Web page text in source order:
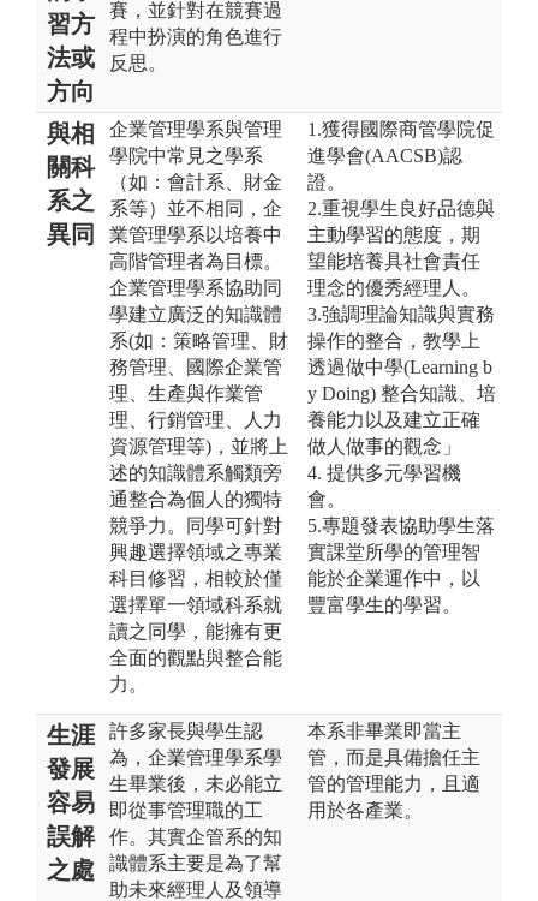
習方
法或
方向
賽，並針對在競賽過
程中扮演的角色進行
反思。
與相
關科
系之
異同
企業管理學系與管理
學院中常見之學系
（如：會計系、財金
系等）並不相同，企
業管理學系以培養中
高階管理者為目標。
企業管理學系協助同
學建立廣泛的知識體
系(如：策略管理、財
務管理、國際企業管
理、生產與作業管
理、行銷管理、人力
資源管理等)，並將上
述的知識體系觸類旁
通整合為個人的獨特
競爭力。同學可針對
興趣選擇領域之專業
科目修習，相較於僅
選擇單一領域科系就
讀之同學，能擁有更
全面的觀點與整合能
力。
1.獲得國際商管學院促
進學會(AACSB)認
證。
2.重視學生良好品德與
主動學習的態度，期
望能培養具社會責任
理念的優秀經理人。
3.強調理論知識與實務
操作的整合，教學上
透過做中學(Learning b
y Doing) 整合知識、培
養能力以及建立正確
做人做事的觀念」
4. 提供多元學習機
會。
5.專題發表協助學生落
實課堂所學的管理智
能於企業運作中，以
豐富學生的學習。
生涯
發展
容易
誤解
之處
許多家長與學生認
為，企業管理學系學
生畢業後，未必能立
即從事管理職的工
作。其實企管系的知
識體系主要是為了幫
助未來經理人及領導
本系非畢業即當主
管，而是具備擔任主
管的管理能力，且適
用於各產業。